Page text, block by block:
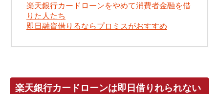
楽天銀行カードローンをやめて消費者金融を借
りた人たち
即日融資借りるならプロミスがおすすめ
楽天銀行カードローンは即日借りれられない